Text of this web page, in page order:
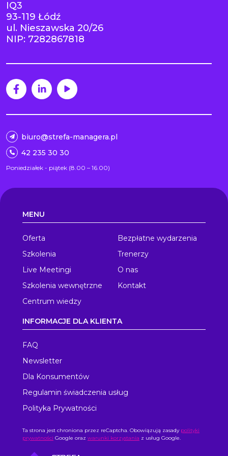
IQ3
93-119 Łódź
ul. Nieszawska 20/26
NIP: 7282867818
biuro@strefa-managera.pl
42 235 30 30
Poniedziałek - piątek (8.00 – 16.00)
MENU
Oferta
Szkolenia
Live Meetingi
Szkolenia wewnętrzne
Centrum wiedzy
Bezpłatne wydarzenia
Trenerzy
O nas
Kontakt
INFORMACJE DLA KLIENTA
FAQ
Newsletter
Dla Konsumentów
Regulamin świadczenia usług
Polityka Prywatności
Ta strona jest chroniona przez reCaptcha. Obowiązują zasady polityki
prywatności Google oraz warunki korzystania z usług Google.